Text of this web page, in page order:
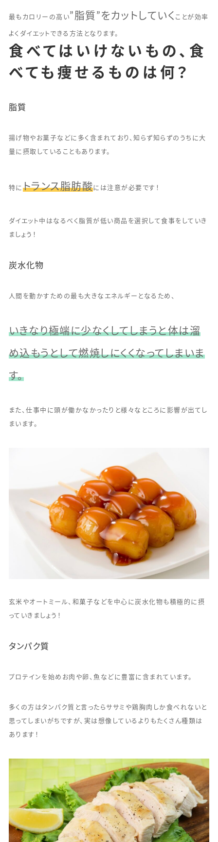
最もカロリーの高い”脂質”をカットしていく ことが効率
よくダイエットできる方法となります。
食べてはいけないもの、食
べても痩せるものは何？
脂質
揚げ物やお菓子などに多く含まれており、知らず知らずのうちに大
量に摂取していることもあります。
特に トランス脂肪酸には注意が必要です！
ダイエット中はなるべく脂質が低い商品を選択して食事をしていき
ましょう！
炭水化物
人間を動かすための最も大きなエネルギーとなるため、
いきなり極端に少なくしてしまうと体は溜
め込もうとして燃焼しにくくなってしまいま
す。
また、仕事中に頭が働かなかったりと様々なところに影響が出てし
まいます。
玄米やオートミール、和菓子などを中心に炭水化物も積極的に摂
っていきましょう！
タンパク質
プロテインを始めお肉や卵、魚などに豊富に含まれています。
多くの方はタンパク質と言ったらササミや鶏胸肉しか食べれないと
思ってしまいがちですが、実は想像しているよりもたくさん種類は
あります！